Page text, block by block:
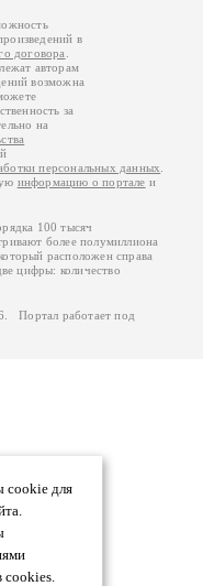
cookie для
cookies.
в
договора
авторам
возможна
за
на
персональных данных
информацию о портале и
100 тысяч
более полумиллиона
расположен справа
цифры: количество
Портал работает под